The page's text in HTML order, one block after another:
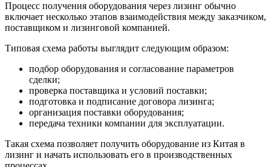
Процесс получения оборудования через лизинг обычно
включает несколько этапов взаимодействия между заказчиком,
поставщиком и лизинговой компанией.
Типовая схема работы выглядит следующим образом:
подбор оборудования и согласование параметров
сделки;
проверка поставщика и условий поставки;
подготовка и подписание договора лизинга;
организация поставки оборудования;
передача техники компании для эксплуатации.
Такая схема позволяет получить оборудование из Китая в
лизинг и начать использовать его в производственных